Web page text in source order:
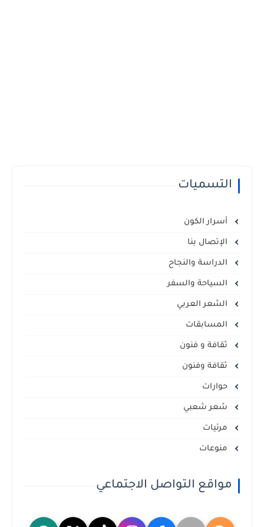
التسميات
أسرار الكون
الإتصال بنا
الدراسة والنجاح
السياحة والسفر
الشعر العربي
المسابقات
ثقافة و فنون
ثقافة وفنون
حوارات
شعر شعبي
مرئيات
منوعات
مواقع التواصل الاجتماعي